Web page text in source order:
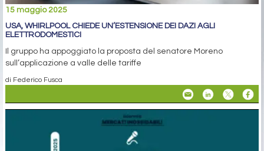
15 maggio 2025
USA, WHIRLPOOL CHIEDE UN’ESTENSIONE DEI DAZI AGLI
ELETTRODOMESTICI
Il gruppo ha appoggiato la proposta del senatore Moreno
sull’applicazione a valle delle tariffe
di Federico Fusca